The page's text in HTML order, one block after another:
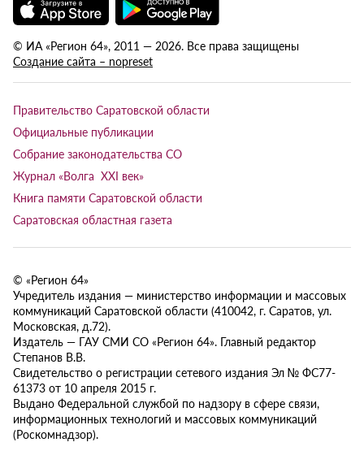
© ИА «Регион 64», 2011 — 2026. Все права защищены
Создание сайта – nopreset
Правительство Саратовской области
Официальные публикации
Собрание законодательства СО
Журнал «Волга XXI век»
Книга памяти Саратовской области
Саратовская областная газета
© «Регион 64»
Учредитель издания — министерство информации и массовых
коммуникаций Саратовской области (410042, г. Саратов, ул.
Московская, д.72).
Издатель — ГАУ СМИ СО «Регион 64». Главный редактор
Степанов В.В.
Свидетельство о регистрации сетевого издания Эл № ФС77-
61373 от 10 апреля 2015 г.
Выдано Федеральной службой по надзору в сфере связи,
информационных технологий и массовых коммуникаций
(Роскомнадзор).